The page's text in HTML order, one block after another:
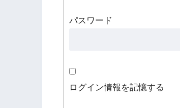
パスワード
ログイン情報を記憶する